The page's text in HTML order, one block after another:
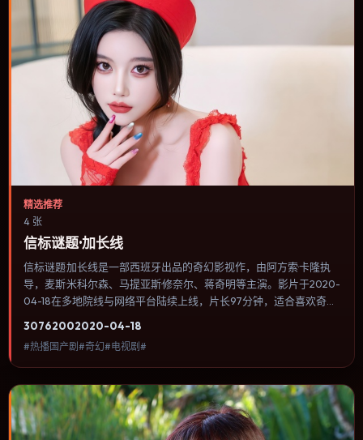
精选推荐
4 张
信标谜题·加长线
信标谜题·加长线是一部西班牙出品的奇幻影视作，由阿方索·卡隆执
导，麦斯·米科尔森、马提亚斯·修奈尔、蒋奇明等主演。影片于2020-
04-18在多地院线与网络平台陆续上线，片长97分钟，适合喜欢奇幻
择与情节推进，节奏与视听语言统一，可作为休闲观影或类型片补片
的选择。
30762002020-04-18
#热播国产剧#奇幻#电视剧#